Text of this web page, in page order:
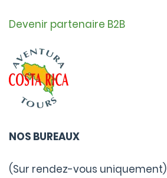
Devenir partenaire B2B
NOS BUREAUX
(Sur rendez-vous uniquement)